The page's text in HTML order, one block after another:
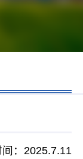
： 2025.7.11